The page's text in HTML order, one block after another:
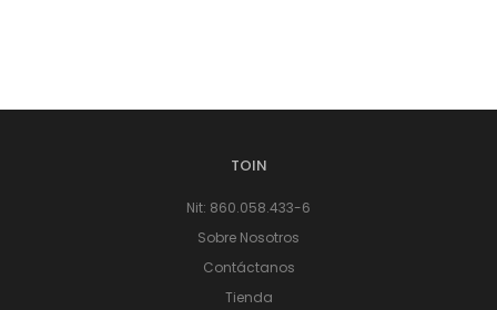
TOIN
Nit: 860.058.433-6
Sobre Nosotros
Contáctanos
Tienda